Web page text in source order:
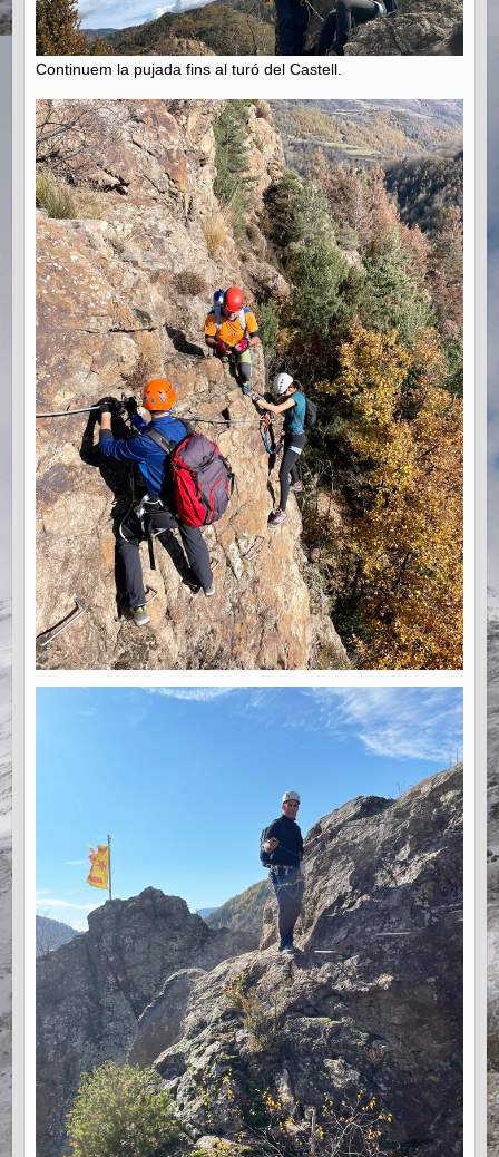
Continuem la pujada fins al turó del Castell.